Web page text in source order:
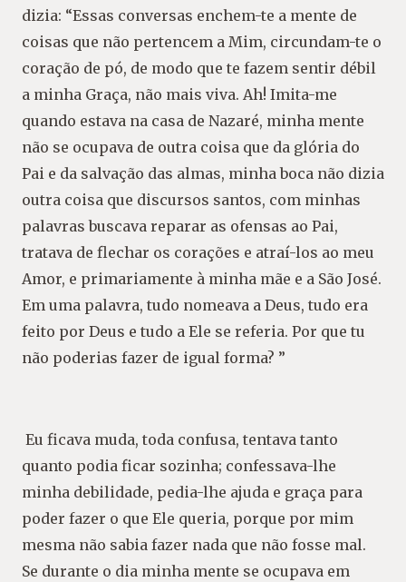
dizia: “Essas conversas enchem-te a mente de
coisas que não pertencem a Mim, circundam-te o
coração de pó, de modo que te fazem sentir débil
a minha Graça, não mais viva. Ah! Imita-me
quando estava na casa de Nazaré, minha mente
não se ocupava de outra coisa que da glória do
Pai e da salvação das almas, minha boca não dizia
outra coisa que discursos santos, com minhas
palavras buscava reparar as ofensas ao Pai,
tratava de flechar os corações e atraí-los ao meu
Amor, e primariamente à minha mãe e a São José.
Em uma palavra, tudo nomeava a Deus, tudo era
feito por Deus e tudo a Ele se referia. Por que tu
não poderias fazer de igual forma? ”
Eu ficava muda, toda confusa, tentava tanto
quanto podia ficar sozinha; confessava-lhe
minha debilidade, pedia-lhe ajuda e graça para
poder fazer o que Ele queria, porque por mim
mesma não sabia fazer nada que não fosse mal.
Se durante o dia minha mente se ocupava em